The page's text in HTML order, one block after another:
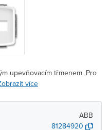
upevňovacím třmenem. Pro
více
ABB
81284920